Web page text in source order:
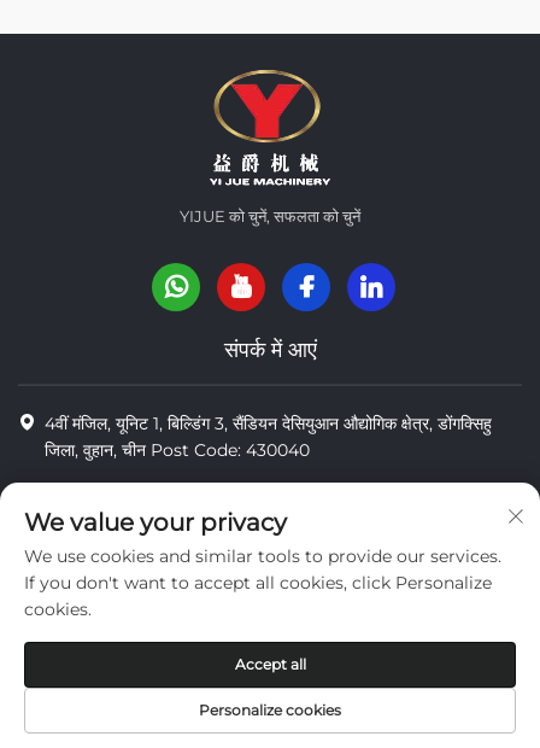
YIJUE को चुनें, सफलता को चुनें
संपर्क में आएं
4वीं मंजिल, यूनिट 1, बिल्डिंग 3, सैंडियन देसियुआन औद्योगिक क्षेत्र, डोंगक्सिहु
जिला, वुहान, चीन Post Code: 430040
8618971664820
[email protected]
निजता
We value your privacy
We use cookies and similar tools to provide our services.
If you don't want to accept all cookies, click Personalize
cookies.
Personalize cookies
Accept all